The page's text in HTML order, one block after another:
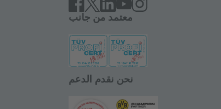
معتمد من جانب
نحن نقدم الدعم